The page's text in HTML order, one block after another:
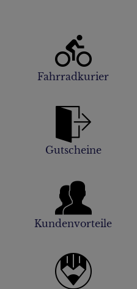
Fahrradkurier
Gutscheine
Kundenvorteile